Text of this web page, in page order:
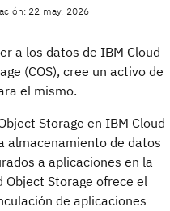
22 may. 2026
a los datos de IBM Cloud
(COS), cree un activo de
el mismo.
Storage en IBM Cloud
almacenamiento de datos
a aplicaciones en la
Object Storage ofrece el
de aplicaciones